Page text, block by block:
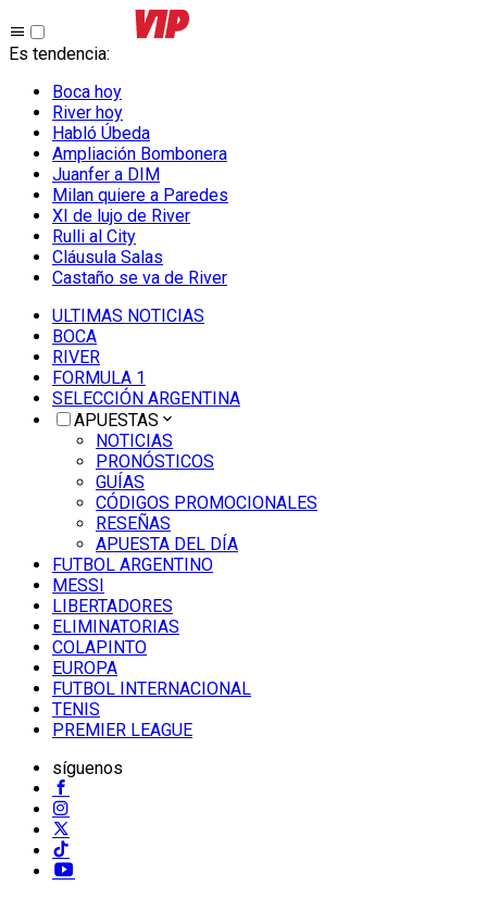
Es tendencia:
Boca hoy
River hoy
Habló Úbeda
Ampliación Bombonera
Juanfer a DIM
Milan quiere a Paredes
XI de lujo de River
Rulli al City
Cláusula Salas
Castaño se va de River
ULTIMAS NOTICIAS
BOCA
RIVER
FORMULA 1
SELECCIÓN ARGENTINA
APUESTAS
NOTICIAS
PRONÓSTICOS
GUÍAS
CÓDIGOS PROMOCIONALES
RESEÑAS
APUESTA DEL DÍA
FUTBOL ARGENTINO
MESSI
LIBERTADORES
ELIMINATORIAS
COLAPINTO
EUROPA
FUTBOL INTERNACIONAL
TENIS
PREMIER LEAGUE
síguenos